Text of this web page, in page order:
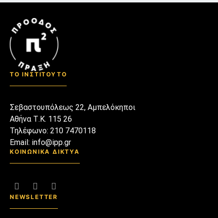
στον καναπέ μας μάθαμε
κάναμε καρφίτσες στο πέτο
μας κι άλλες τις βάλαμε
δίπλα στα διακοσμητικά που
συλλέγαμε επιμελώς από
ταξίδια μακρινά που τώρα
μόνο να λαχταρούμε και να
ΤΟ ΙΝΣΤΙΤΟΥΤΟ
Σεβαστουπόλεως 22, Αμπελόκηποι
Αθήνα Τ.Κ. 115 26
Τηλέφωνο: 210 7470118
Email: info@ipp.gr
ΚΟΙΝΩΝΙΚΑ ΔΙΚΤΥΑ
NEWSLETTER